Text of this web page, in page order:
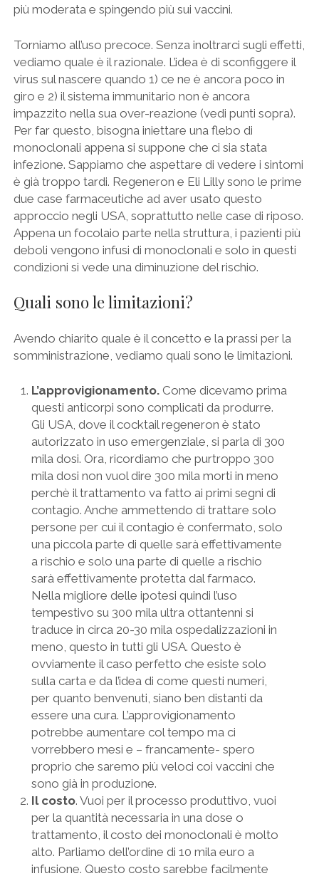
più moderata e spingendo più sui vaccini.
Torniamo all’uso precoce. Senza inoltrarci sugli effetti,
vediamo quale è il razionale. L’idea è di sconfiggere il
virus sul nascere quando 1) ce ne è ancora poco in
giro e 2) il sistema immunitario non è ancora
impazzito nella sua over-reazione (vedi punti sopra).
Per far questo, bisogna iniettare una flebo di
monoclonali appena si suppone che ci sia stata
infezione. Sappiamo che aspettare di vedere i sintomi
è già troppo tardi. Regeneron e Eli Lilly sono le prime
due case farmaceutiche ad aver usato questo
approccio negli USA, soprattutto nelle case di riposo.
Appena un focolaio parte nella struttura, i pazienti più
deboli vengono infusi di monoclonali e solo in questi
condizioni si vede una diminuzione del rischio.
Quali sono le limitazioni?
Avendo chiarito quale è il concetto e la prassi per la
somministrazione, vediamo quali sono le limitazioni.
L’approvigionamento. Come dicevamo prima
questi anticorpi sono complicati da produrre.
Gli USA, dove il cocktail regeneron è stato
autorizzato in uso emergenziale, si parla di 300
mila dosi. Ora, ricordiamo che purtroppo 300
mila dosi non vuol dire 300 mila morti in meno
perchè il trattamento va fatto ai primi segni di
contagio. Anche ammettendo di trattare solo
persone per cui il contagio è confermato, solo
una piccola parte di quelle sarà effettivamente
a rischio e solo una parte di quelle a rischio
sarà effettivamente protetta dal farmaco.
Nella migliore delle ipotesi quindi l’uso
tempestivo su 300 mila ultra ottantenni si
traduce in circa 20-30 mila ospedalizzazioni in
meno, questo in tutti gli USA. Questo è
ovviamente il caso perfetto che esiste solo
sulla carta e da l’idea di come questi numeri,
per quanto benvenuti, siano ben distanti da
essere una cura. L’approvigionamento
potrebbe aumentare col tempo ma ci
vorrebbero mesi e – francamente- spero
proprio che saremo più veloci coi vaccini che
sono già in produzione.
Il costo. Vuoi per il processo produttivo, vuoi
per la quantità necessaria in una dose o
trattamento, il costo dei monoclonali è molto
alto. Parliamo dell’ordine di 10 mila euro a
infusione. Questo costo sarebbe facilmente